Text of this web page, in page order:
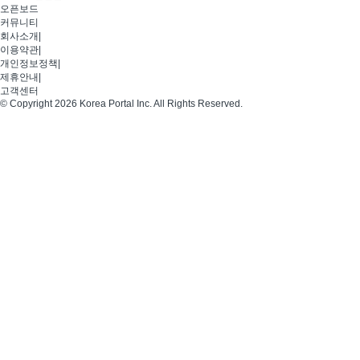
오픈보드
커뮤니티
회사소개
이용약관
개인정보정책
제휴안내
고객센터
© Copyright 2026 Korea Portal Inc. All Rights Reserved.